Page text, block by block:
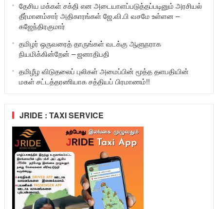
தேசிய மக்கள் சக்தி என அடையாளப்படுத்தப்படினும் அரசியல்
தீர்மானம்சார் அதிகாரங்கள் ஜே.வி.பி வசமே உள்ளன –
கஜேந்திரகுமார்
தமிழர் ஒருவரைத் தாருங்கள் வடக்கு ஆளுநராக
நியமிக்கின்றேன் – ஜனாதிபதி
தமிழீழ விடுதலைப் புலிகள் அமைப்பின் மூத்த தளபதியின்
மகள் சட்டத்தரணியாக சத்தியப் பிரமாணம்!!
JRIDE : TAXI SERVICE